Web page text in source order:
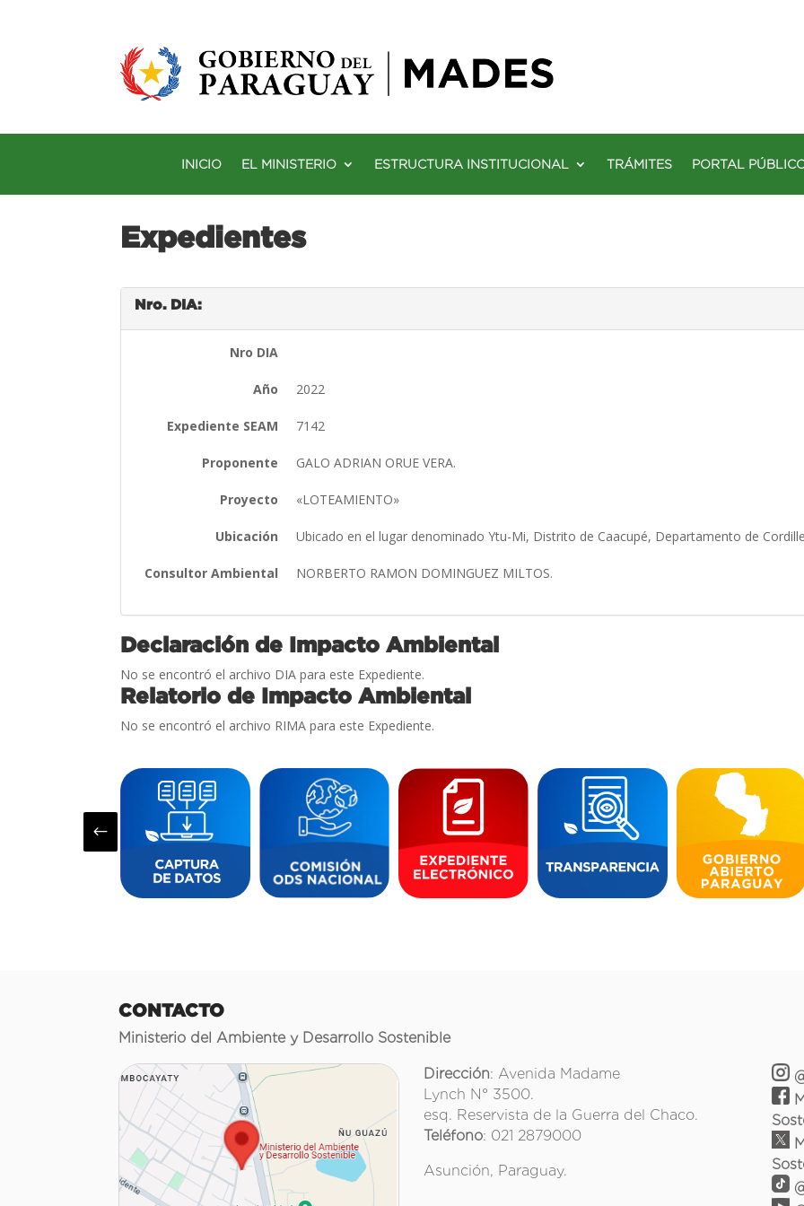
INICIO EL MINISTERIO ESTRUCTURA INSTITUCIONAL TRÁMITES PORTAL
Expedientes
Nro. DIA:
Nro DIA
Año 2022
Expediente SEAM 7142
Proponente GALO ADRIAN ORUE VERA.
Proyecto «LOTEAMIENTO»
Ubicación Ubicado en el lugar denominado Ytu-Mi, Distrito de Caacupé, Departamento de
Consultor Ambiental NORBERTO RAMON DOMINGUEZ MILTOS.
Declaración de Impacto Ambiental
No se encontró el archivo DIA para este Expediente.
Relatorio de Impacto Ambiental
No se encontró el archivo RIMA para este Expediente.
#
CONTACTO
Ministerio del Ambiente y Desarrollo Sostenible
Dirección: Avenida Madame
Lynch N° 3500.
esq. Reservista de la Guerra del Chaco.
Teléfono: 021 2879000
Asunción, Paraguay.